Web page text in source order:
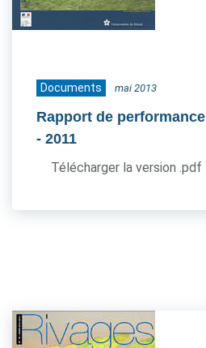
Documents mai 2013
Rapport de performance
- 2011
Télécharger la version .pdf